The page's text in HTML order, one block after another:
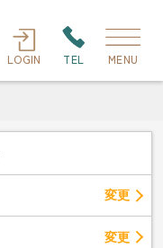
LOGIN TEL MENU
変更
変更